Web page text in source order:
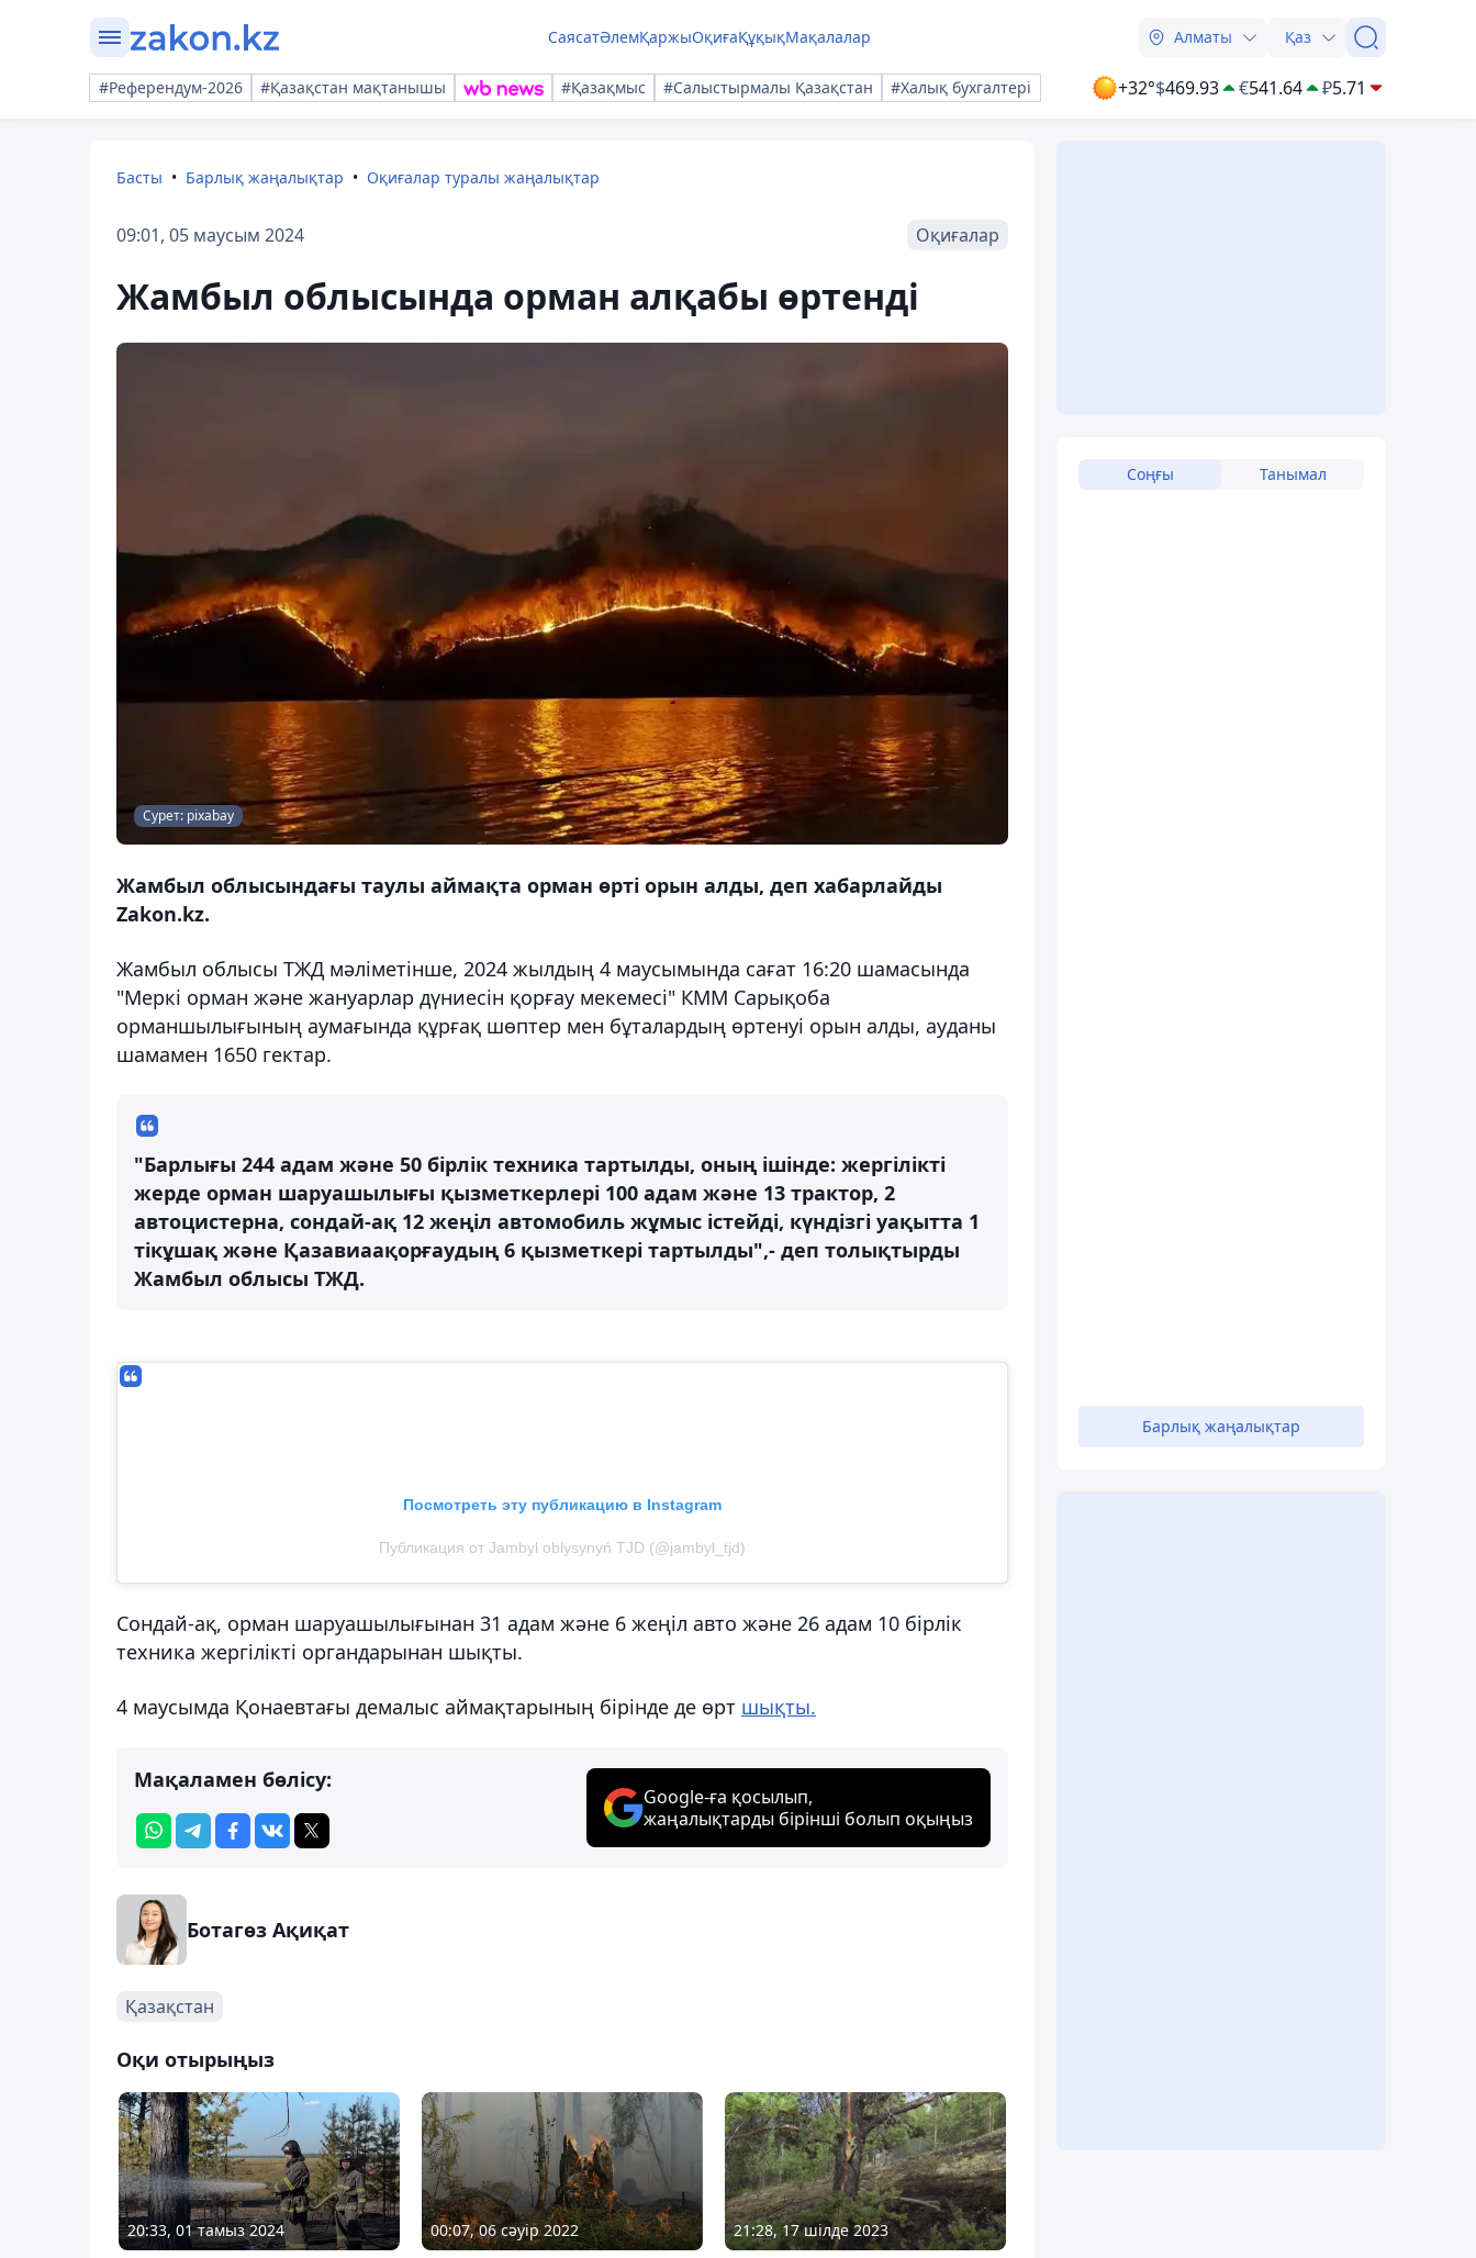
СаясатӘлемҚаржыОқиғаҚұқықМақалалар Алматы Қаз
#Референдум-2026 #Қазақстан мақтанышы #Қазақмыс #Салыстырмалы Қазақстан #Халық бухгалтері +32°$469.93 €541.64 ₽5.71
Басты Барлық жаңалықтар Оқиғалар туралы жаңалықтар
09:01, 05 маусым 2024 Оқиғалар
Жамбыл облысында орман алқабы өртенді
Сурет: pixabay
Жамбыл облысындағы таулы аймақта орман өрті орын алды, деп хабарлайды
Zakon.kz.
Жамбыл облысы ТЖД мәліметінше, 2024 жылдың 4 маусымында сағат 16:20 шамасында
"Меркі орман және жануарлар дүниесін қорғау мекемесі" КММ Сарықоба
орманшылығының аумағында құрғақ шөптер мен бұталардың өртенуі орын алды, ауданы
шамамен 1650 гектар.
"Барлығы 244 адам және 50 бірлік техника тартылды, оның ішінде: жергілікті
жерде орман шаруашылығы қызметкерлері 100 адам және 13 трактор, 2
автоцистерна, сондай-ақ 12 жеңіл автомобиль жұмыс істейді, күндізгі уақытта 1
тікұшақ және Қазавиаақорғаудың 6 қызметкері тартылды",- деп толықтырды
Жамбыл облысы ТЖД.
Посмотреть эту публикацию в Instagram
Публикация от Jambyl oblysynyń ТJD (@jambyl_tjd)
Сондай-ақ, орман шаруашылығынан 31 адам және 6 жеңіл авто және 26 адам 10 бірлік
техника жергілікті органдарынан шықты.
4 маусымда Қонаевтағы демалыс аймақтарының бірінде де өрт шықты.
Мақаламен бөлісу:
Google-ға қосылып,
жаңалықтарды бірінші болып оқыңыз
Ботагөз Ақиқат
Қазақстан
Оқи отырыңыз
20:33, 01 тамыз 2024 00:07, 06 сәуір 2022 21:28, 17 шілде 2023
Соңғы Танымал
Барлық жаңалықтар